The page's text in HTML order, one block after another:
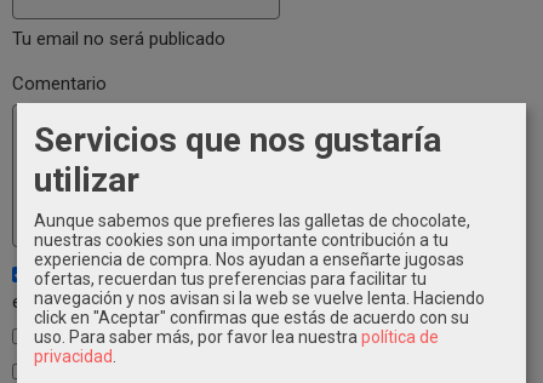
Tu email no será publicado
Comentario
Notificarme de los próximos comentarios de este artículo vía
email
Notificarme de los próximos artículos por email
He leído y acepto el
Servicios que nos gustaría
utilizar
Aunque sabemos que prefieres las galletas de chocolate,
nuestras cookies son una importante contribución a tu
experiencia de compra. Nos ayudan a enseñarte jugosas
ofertas, recuerdan tus preferencias para facilitar tu
navegación y nos avisan si la web se vuelve lenta. Haciendo
click en "Aceptar" confirmas que estás de acuerdo con su
uso. Para saber más, por favor lea nuestra política de
privacidad